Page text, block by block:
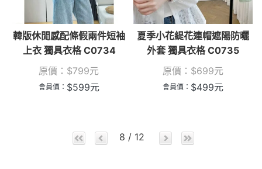
韓版休閒感配條假兩件短袖
上衣 獨具衣格 C0734
原價： $799元
會員價： $599元
夏季小花緹花連帽遮陽防曬
外套 獨具衣格 C0735
原價： $699元
會員價： $499元
8 / 12